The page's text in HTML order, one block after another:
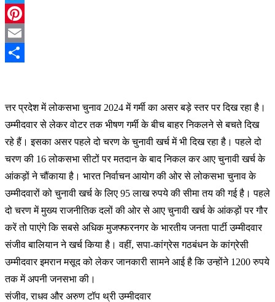
Twitter
Pinterest
Email
त्तर प्रदेश में लोकसभा चुनाव 2024 में गर्मी का असर बड़े स्तर पर दिख रहा है।
उम्मीदवार से लेकर वोटर तक भीषण गर्मी के बीच बाहर निकलने से बचते दिख
रहे हैं। इसका असर पहले दो चरण के चुनावी खर्च में भी दिख रहा है। पहले दो
चरण की 16 लोकसभा सीटों पर मतदान के बाद निकल कर आए चुनावी खर्च के
आंकड़ों ने चौंकाया है। भारत निर्वाचन आयोग की ओर से लोकसभा चुनाव के
उम्मीदवारों को चुनावी खर्च के लिए 95 लाख रुपये की सीमा तय की गई है। पहले
दो चरण में मुख्य राजनीतिक दलों की ओर से आए चुनावी खर्च के आंकड़ों पर गौर
करें तो पाएंगे कि सबसे अधिक मुजफ्फरनगर के भारतीय जनता पार्टी उम्मीदवार
संजीव बालियान ने खर्च किया है। वहीं, सपा-कांग्रेस गठबंधन के कांग्रेसी
उम्मीदवार इमरान मसूद को लेकर जानकारी सामने आई है कि उन्होंने 1200 रुपये
तक में अपनी जनसभा की।
संजीव, राधव और अरुण टॉप थ्री उम्मीदवार